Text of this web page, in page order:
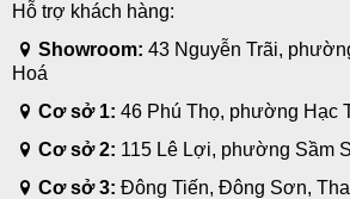
Hỗ trợ khách hàng:
Showroom: 43 Nguyễn Trãi,
Hoá
Cơ sở 1: 46 Phú Thọ, phường Hạc
Cơ sở 2: 115 Lê Lợi, phường Sầm
Cơ sở 3: Đông Tiến, Đông Sơn,